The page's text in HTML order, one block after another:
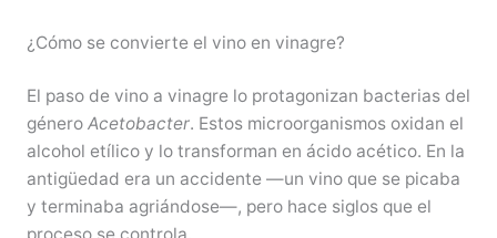
¿Cómo se convierte el vino en vinagre?
El paso de vino a vinagre lo protagonizan bacterias del
género Acetobacter. Estos microorganismos oxidan el
alcohol etílico y lo transforman en ácido acético. En la
antigüedad era un accidente —un vino que se picaba
y terminaba agriándose—, pero hace siglos que el